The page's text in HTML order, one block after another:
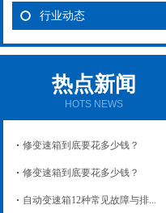
行业动态
热点新闻
HOTS NEWS
修变速箱到底要花多少钱？
修变速箱到底要花多少钱？
自动变速箱12种常见故障与排...